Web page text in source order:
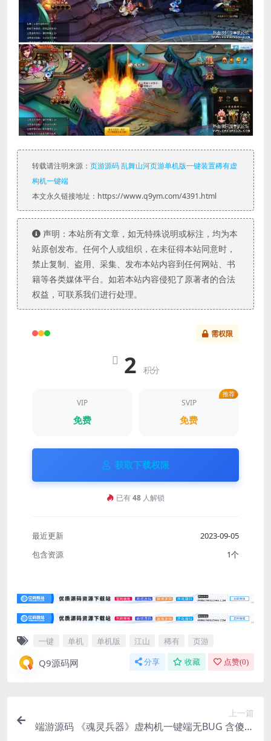
转载请注明来源： 页游源码 乱舞山河页游单机版一键装置稀有虚
构机一键端
本文永久链接地址：https://www.q9ym.com/4391.html
声明：本站所有文章，如无特殊说明或标注，均为本
站原创发布。任何个人或组织，在未征得本站同意时，
禁止复制、盗用、采集、发布本站内容到任何网站、书
籍等各类媒体平台。如若本站内容侵犯了原著者的合法
权益，可联系我们进行处理。
需权限
2 积分
VIP
免费
推荐
SVIP
免费
获取下载权限
已有48人解锁
最近更新
2023-09-05
包含资源
1个
一键 单机 单机版 江山 稀有 页游
Q9源码网 分享 收藏 点赞(0)
上一篇
端游源码 《魂灵兵器》虚构机一键端无BUG 含傻瓜